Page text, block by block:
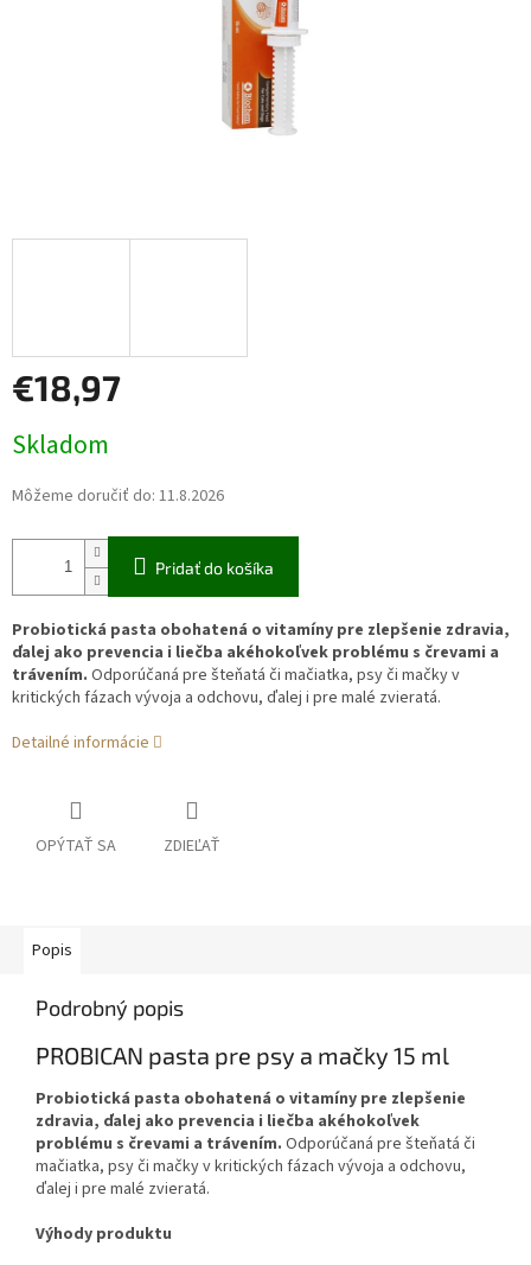
€18,97
cena:
Skladom
Môžeme doručiť do: 11.8.2026
Pridať do košíka
Probiotická pasta obohatená o vitamíny pre zlepšenie zdravia,
ďalej ako prevencia i liečba akéhokoľvek problému s črevami a
trávením. Odporúčaná pre šteňatá či mačiatka, psy či mačky v
kritických fázach vývoja a odchovu, ďalej i pre malé zvieratá.
Detailné informácie
OPÝTAŤ SA ZDIEĽAŤ
Popis
Podrobný popis
PROBICAN pasta pre psy a mačky 15 ml
Probiotická pasta obohatená o vitamíny pre zlepšenie
zdravia, ďalej ako prevencia i liečba akéhokoľvek
problému s črevami a trávením. Odporúčaná pre šteňatá či
mačiatka, psy či mačky v kritických fázach vývoja a odchovu,
ďalej i pre malé zvieratá.
Výhody produktu